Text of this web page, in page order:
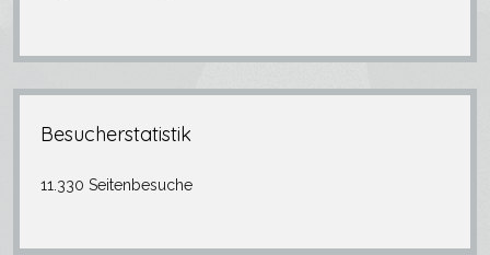
Besucherstatistik
11.330 Seitenbesuche